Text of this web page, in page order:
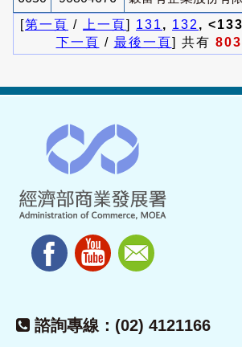
[第一頁 / 上一頁] 131 , 132 ,
下一頁 / 最後一頁] 共有
諮詢專線：(02) 4121166